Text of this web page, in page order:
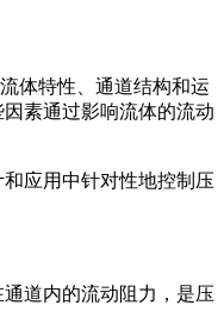
体特性、通道结构和运
素通过影响流体的流动
应用中针对性地控制压
道内的流动阻力，是压